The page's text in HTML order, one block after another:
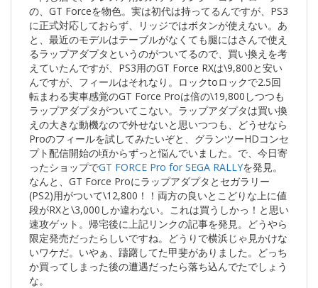
の、GT Forceを物色。実は初代は持ってるんですが、PS3
に正式対応しておらず、リッジではボタンが使えない。あ
と、最近のモデルはテーブルがなくても腿にはさんで使え
るラップアダプタというのがついてるので、買い換えを考
えていたんですが、PS3用のGT Force RXは\9,800と安い
んですが、フィールはそれなり。ロックtoロックで2.5回
転まわる実車感覚のGT Force Proは倍の\19,800しつつも
ラップアダプタがついてこない。ラップアダプタは買い換
えの大きな動機なので外せないと思いつつも、どうせなら
Proのフィールを試してみたいぞと、グランツーHDコンセ
プト配信開始の頃からずっと悩んでいました。で、今日寄
ったショップでGT FORCE Pro for SEGA RALLYを発見。
なんと、GT Force Proにラップアダプタとセガラリー
(PS2)用がついて\12,800！！両方の良いとこどりな上に値
段がRXと\3,000しか違わない。これは買うしかっ！と思い
速攻ゲット。帰宅後に上記リンクの記事を発見。どうやら
限定発売だったらしいですね。どうりで横浜じゃ見かけな
いワケだ。いやぁ、躊躇してた甲斐がありました。どっち
か買ってしまった後の遭遇だったら落ち込んでたでしょう
な。